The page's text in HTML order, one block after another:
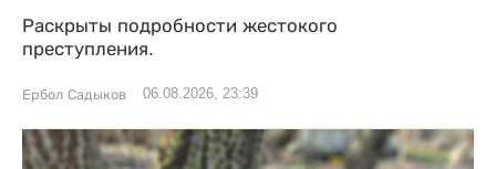
Раскрыты подробности жестокого
преступления.
Ербол Садыков 06.08.2026, 23:39